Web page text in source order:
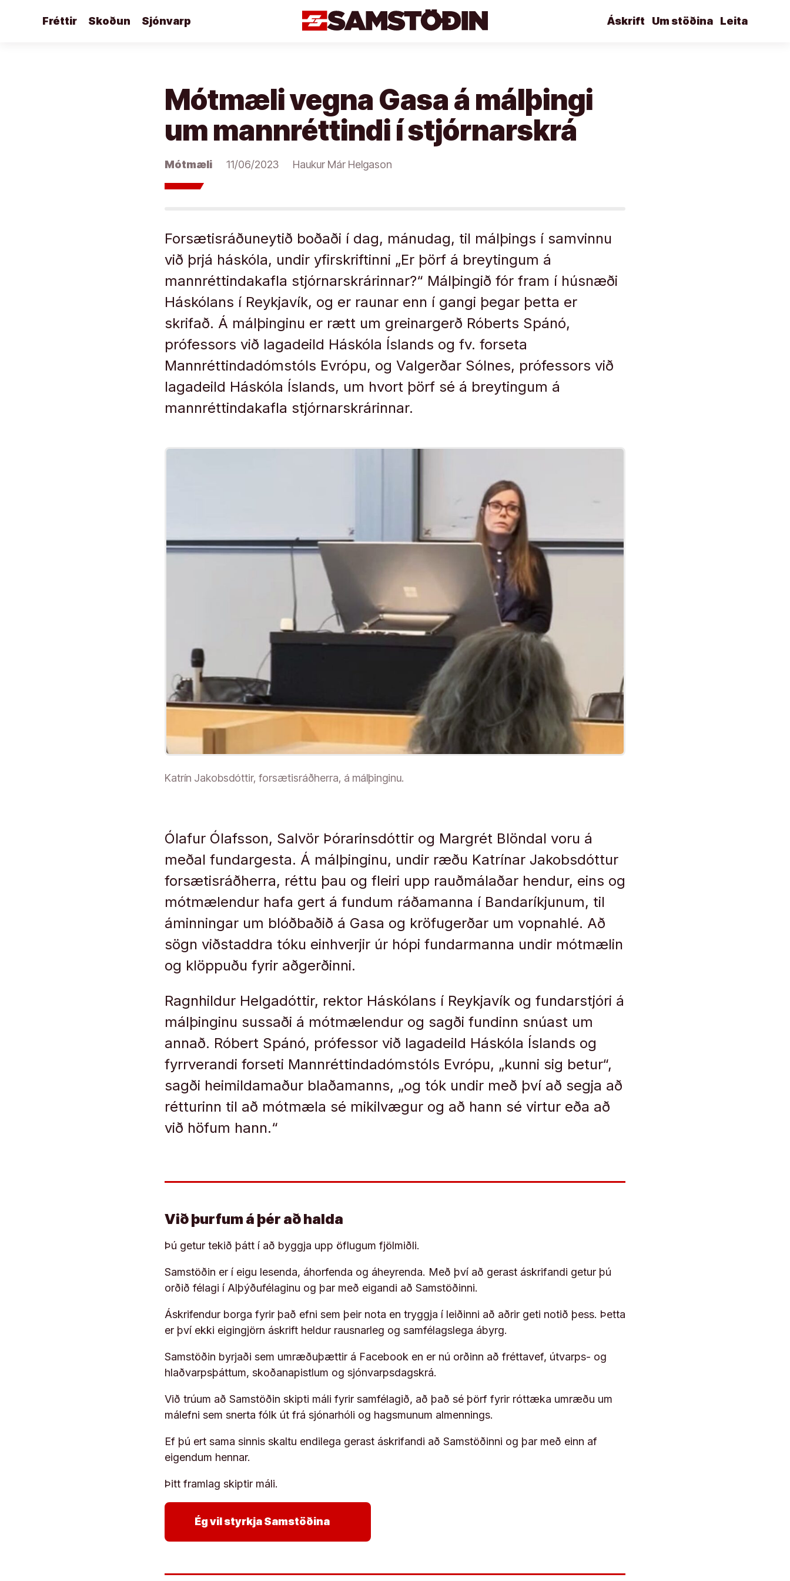
Fréttir Skoðun Sjónvarp Leita
Um stöðina
Áskrift
Mótmæli vegna Gasa á málþingi
um mannréttindi í stjórnarskrá
Mótmæli 11/06/2023 Haukur Már Helgason
Forsætisráðuneytið boðaði í dag, mánudag, til málþings í samvinnu
við þrjá háskóla, undir yfirskriftinni „Er þörf á breytingum á
mannréttindakafla stjórnarskrárinnar?“ Málþingið fór fram í húsnæði
Háskólans í Reykjavík, og er raunar enn í gangi þegar þetta er
skrifað. Á málþinginu er rætt um greinargerð Róberts Spánó,
prófessors við lagadeild Háskóla Íslands og fv. forseta
Mannréttindadómstóls Evrópu, og Valgerðar Sólnes, prófessors við
lagadeild Háskóla Íslands, um hvort þörf sé á breytingum á
mannréttindakafla stjórnarskrárinnar.
Katrín Jakobsdóttir, forsætisráðherra, á málþinginu.
Ólafur Ólafsson, Salvör Þórarinsdóttir og Margrét Blöndal voru á
meðal fundargesta. Á málþinginu, undir ræðu Katrínar Jakobsdóttur
forsætisráðherra, réttu þau og fleiri upp rauðmálaðar hendur, eins og
mótmælendur hafa gert á fundum ráðamanna í Bandaríkjunum, til
áminningar um blóðbaðið á Gasa og kröfugerðar um vopnahlé. Að
sögn viðstaddra tóku einhverjir úr hópi fundarmanna undir mótmælin
og klöppuðu fyrir aðgerðinni.
Ragnhildur Helgadóttir, rektor Háskólans í Reykjavík og fundarstjóri á
málþinginu sussaði á mótmælendur og sagði fundinn snúast um
annað. Róbert Spánó, prófessor við lagadeild Háskóla Íslands og
fyrrverandi forseti Mannréttindadómstóls Evrópu, „kunni sig betur“,
sagði heimildamaður blaðamanns, „og tók undir með því að segja að
rétturinn til að mótmæla sé mikilvægur og að hann sé virtur eða að
við höfum hann.“
Við þurfum á þér að halda
Þú getur tekið þátt í að byggja upp öflugum fjölmiðli.
Samstöðin er í eigu lesenda, áhorfenda og áheyrenda. Með því að gerast áskrifandi getur þú
orðið félagi í Alþýðufélaginu og þar með eigandi að Samstöðinni.
Áskrifendur borga fyrir það efni sem þeir nota en tryggja í leiðinni að aðrir geti notið þess. Þetta
er því ekki eigingjörn áskrift heldur rausnarleg og samfélagslega ábyrg.
Samstöðin byrjaði sem umræðuþættir á Facebook en er nú orðinn að fréttavef, útvarps- og
hlaðvarpsþáttum, skoðanapistlum og sjónvarpsdagskrá.
Við trúum að Samstöðin skipti máli fyrir samfélagið, að það sé þörf fyrir róttæka umræðu um
málefni sem snerta fólk út frá sjónarhóli og hagsmunum almennings.
Ef þú ert sama sinnis skaltu endilega gerast áskrifandi að Samstöðinni og þar með einn af
eigendum hennar.
Þitt framlag skiptir máli.
Ég vil styrkja Samstöðina